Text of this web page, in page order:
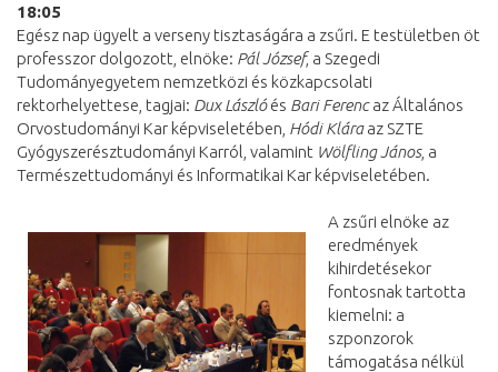
18:05
Egész nap ügyelt a verseny tisztaságára a zsűri. E testületben öt
professzor dolgozott, elnöke: Pál József, a Szegedi
Tudományegyetem nemzetközi és közkapcsolati
rektorhelyettese, tagjai: Dux Lászlóés Bari Ferencaz Általános
Orvostudományi Kar képviseletében, Hódi Kláraaz SZTE
Gyógyszerésztudományi Karról, valamint Wölfling János, a
Természettudományi és Informatikai Kar képviseletében.
A zsűri elnöke az
eredmények
kihirdetésekor
fontosnak tartotta
kiemelni: a
szponzorok
támogatása nélkül